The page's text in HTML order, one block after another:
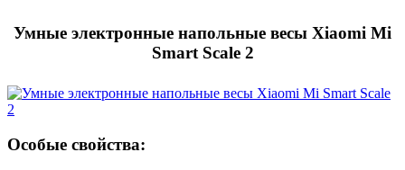
Умные электронные напольные весы Xiaomi Mi
Smart Scale 2
Особые свойства: